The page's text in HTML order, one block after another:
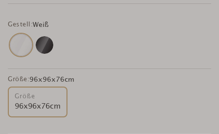
Gestell:Weiß
Größe:96x96x76cm
Größe
96x96x76cm